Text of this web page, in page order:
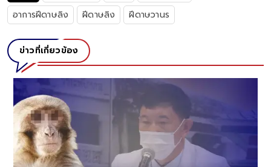
อาการฝีดาษลิง
ฝีดาษลิง ฝีดาษวานร
ข่าวที่เกี่ยวข้อง